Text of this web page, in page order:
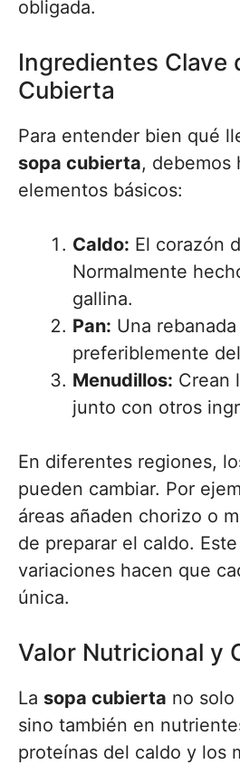
obligada.
Ingredientes Clave
Cubierta
Para entender bien qué
sopa cubierta, debemos
elementos básicos:
Caldo: El corazón
Normalmente
gallina.
Pan: Una
preferiblemente
Menudillos: Crean
junto con otros
En diferentes regiones,
pueden cambiar. Por
áreas añaden chorizo o
de preparar el caldo.
variaciones hacen que
única.
Valor Nutricional y
La sopa cubierta no solo
sino también en
proteínas del caldo y los